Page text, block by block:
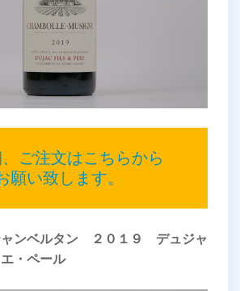
ご注文はこちらから
願い致します。
ャンベルタン ２０１９ デュジャ
・ペール